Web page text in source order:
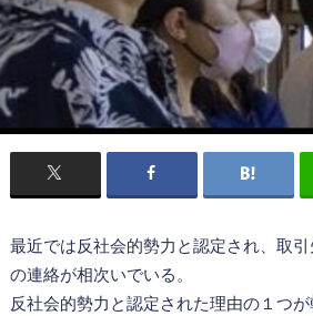
最近では反社会的勢力と認定され、取
の連絡が相次いでいる。
反社会的勢力と認定された理由の１つ